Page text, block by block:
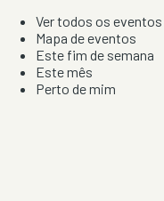
Ver todos os eventos
Mapa de eventos
Este fim de semana
Este mês
Perto de mim